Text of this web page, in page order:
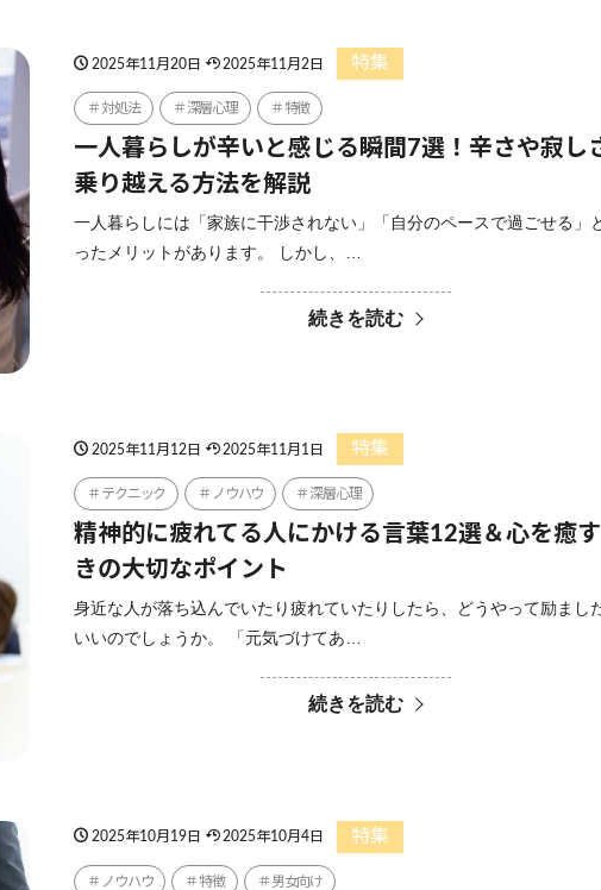
2025年11月20日 2025年11月2日 特集
対処法 深層心理 特徴
一人暮らしが辛いと感じる瞬間7選！辛さや寂し
乗り越える方法を解説
一人暮らしには「家族に干渉されない」「自分のペースで過ごせる」
ったメリットがあります。 しかし、…
続きを読む
2025年11月12日 2025年11月1日 特集
テクニック ノウハウ 深層心理
精神的に疲れてる人にかける言葉12選＆心を癒
きの大切なポイント
身近な人が落ち込んでいたり疲れていたりしたら、どうやって励まし
いいのでしょうか。 「元気づけてあ…
続きを読む
2025年10月19日 2025年10月4日 特集
ノウハウ 特徴 男女向け